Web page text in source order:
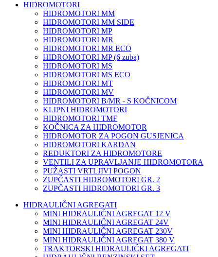
HIDROMOTORI
HIDROMOTORI MM
HIDROMOTORI MM SIDE
HIDROMOTORI MP
HIDROMOTORI MR
HIDROMOTORI MR ECO
HIDROMOTORI MP (6 zuba)
HIDROMOTORI MS
HIDROMOTORI MS ECO
HIDROMOTORI MT
HIDROMOTORI MV
HIDROMOTORI B/MR - S KOČNICOM
KLIPNI HIDROMOTORI
HIDROMOTORI TMF
KOČNICA ZA HIDROMOTOR
HIDROMOTOR ZA POGON GUSJENICA
HIDROMOTORI KARDAN
REDUKTORI ZA HIDROMOTORE
VENTILI ZA UPRAVLJANJE HIDROMOTORA
PUŽASTI VRTLJIVI POGON
ZUPČASTI HIDROMOTORI GR. 2
ZUPČASTI HIDROMOTORI GR. 3
HIDRAULIČNI AGREGATI
MINI HIDRAULIČNI AGREGAT 12 V
MINI HIDRAULIČNI AGREGAT 24V
MINI HIDRAULIČNI AGREGAT 230V
MINI HIDRAULIČNI AGREGAT 380 V
TRAKTORSKI HIDRAULIČKI AGREGATI